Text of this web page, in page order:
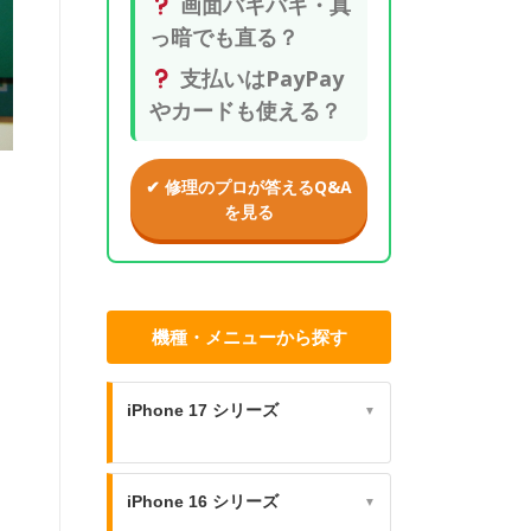
っ暗でも直る？
支払いはPayPay
やカードも使える？
✔ 修理のプロが答えるQ&A
を見る
機種・メニューから探す
iPhone 17 シリーズ ▼
iPhone 16 シリーズ ▼